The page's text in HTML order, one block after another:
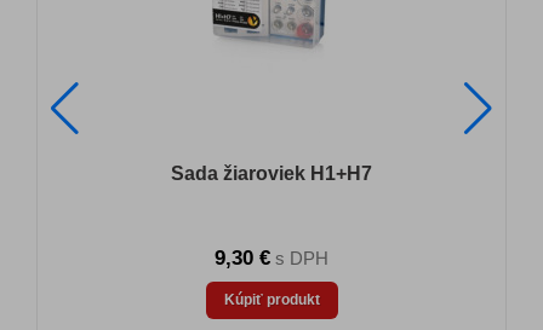
Sada žiaroviek H1+H7
9,30 € s DPH
Kúpiť produkt